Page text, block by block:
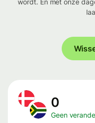
wordt. En met onze
0
Geen